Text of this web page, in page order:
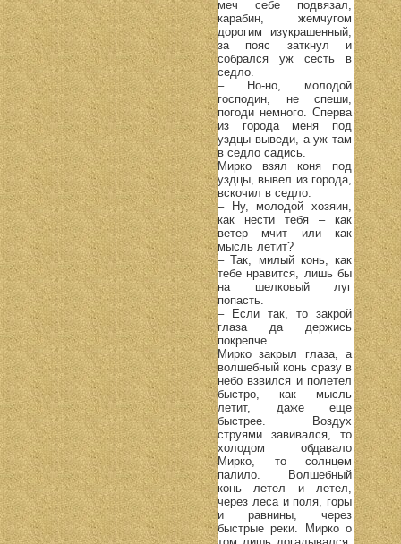
меч себе подвязал,
карабин, жемчугом
дорогим изукрашенный,
за пояс заткнул и
собрался уж сесть в
седло.
– Но-но, молодой
господин, не спеши,
погоди немного. Сперва
из города меня под
уздцы выведи, а уж там
в седло садись.
Мирко взял коня под
уздцы, вывел из города,
вскочил в седло.
– Ну, молодой хозяин,
как нести тебя – как
ветер мчит или как
мысль летит?
– Так, милый конь, как
тебе нравится, лишь бы
на шелковый луг
попасть.
– Если так, то закрой
глаза да держись
покрепче.
Мирко закрыл глаза, а
волшебный конь сразу в
небо взвился и полетел
быстро, как мысль
летит, даже еще
быстрее. Воздух
струями завивался, то
холодом обдавало
Мирко, то солнцем
палило. Волшебный
конь летел и летел,
через леса и поля, горы
и равнины, через
быстрые реки. Мирко о